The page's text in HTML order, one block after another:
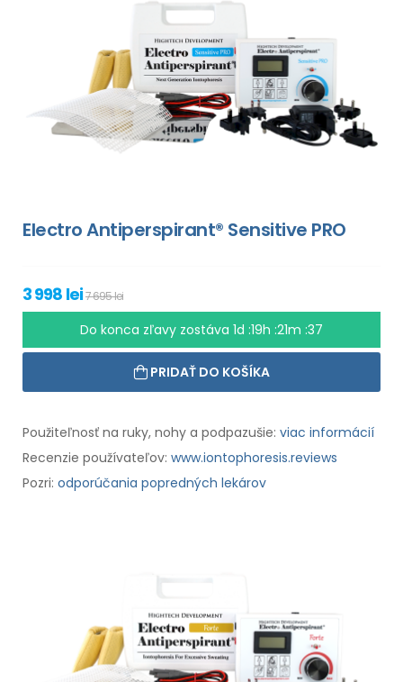
Electro Antiperspirant® Sensitive PRO
3 998 lei7 695 lei
Do konca zľavy zostáva1d :19h :21m :35
PRIDAŤ DO KOŠÍKA
Použiteľnosť na ruky, nohy a podpazušie: viac informácií
Recenzie používateľov: www.iontophoresis.reviews
Pozri: odporúčania popredných lekárov